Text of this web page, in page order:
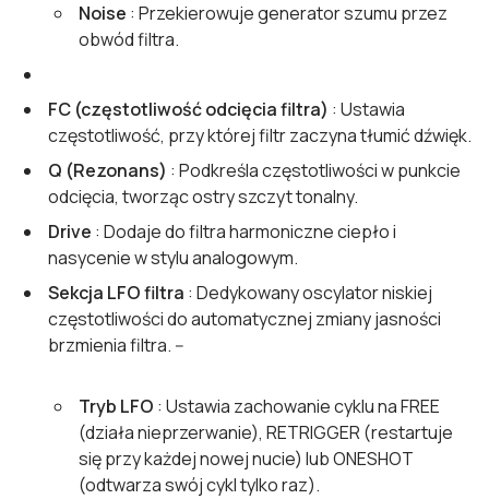
Noise : Przekierowuje generator szumu przez
obwód filtra.
FC (częstotliwość odcięcia filtra) : Ustawia
częstotliwość, przy której filtr zaczyna tłumić dźwięk.
Q (Rezonans) : Podkreśla częstotliwości w punkcie
odcięcia, tworząc ostry szczyt tonalny.
Drive : Dodaje do filtra harmoniczne ciepło i
nasycenie w stylu analogowym.
Sekcja LFO filtra : Dedykowany oscylator niskiej
częstotliwości do automatycznej zmiany jasności
brzmienia filtra. --
Tryb LFO : Ustawia zachowanie cyklu na FREE
(działa nieprzerwanie), RETRIGGER (restartuje
się przy każdej nowej nucie) lub ONESHOT
(odtwarza swój cykl tylko raz).